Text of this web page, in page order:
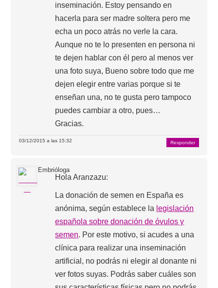
inseminación. Estoy pensando en
hacerla para ser madre soltera pero me
echa un poco atrás no verle la cara.
Aunque no te lo presenten en persona ni
te dejen hablar con él pero al menos ver
una foto suya, Bueno sobre todo que me
dejen elegir entre varias porque si te
enseñan una, no te gusta pero tampoco
puedes cambiar a otro, pues…
Gracias.
03/12/2015 a las 15:32 Responder
Embrióloga
Hola Aranzazu:
La donación de semen en España es
anónima, según establece la legislación
española sobre donación de óvulos y
semen. Por este motivo, si acudes a una
clínica para realizar una inseminación
artificial, no podrás ni elegir al donante ni
ver fotos suyas. Podrás saber cuáles son